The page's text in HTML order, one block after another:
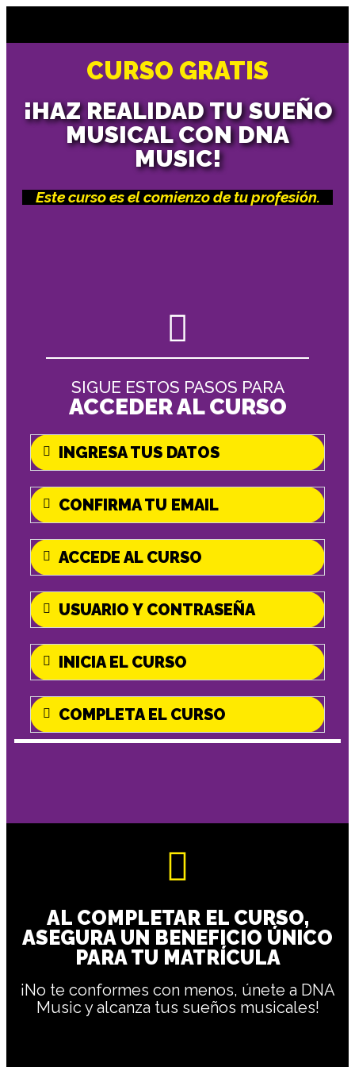
CURSO GRATIS
¡HAZ REALIDAD TU SUEÑO
MUSICAL CON DNA
MUSIC!
Este curso es el comienzo de tu profesión.
SIGUE ESTOS PASOS PARA
ACCEDER AL CURSO
INGRESA TUS DATOS
CONFIRMA TU EMAIL
ACCEDE AL CURSO
USUARIO Y CONTRASEÑA
INICIA EL CURSO
COMPLETA EL CURSO
AL COMPLETAR EL CURSO,
ASEGURA UN BENEFICIO ÚNICO
PARA TU MATRÍCULA
¡No te conformes con menos, únete a DNA
Music y alcanza tus sueños musicales!